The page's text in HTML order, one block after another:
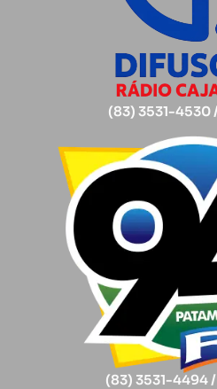
(83) 3531-4530
(83) 3531-4494